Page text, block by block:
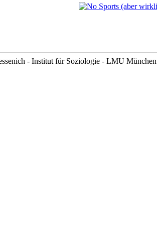
- Institut für Soziologie - LMU